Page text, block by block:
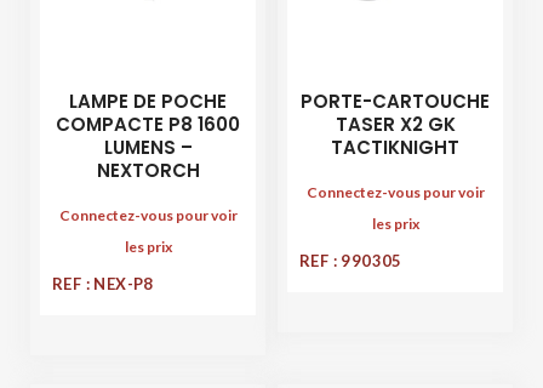
LAMPE DE POCHE
COMPACTE P8 1600
LUMENS –
NEXTORCH
Connectez-vous pour voir
les prix
REF : NEX-P8
PORTE-CARTOUCHE
TASER X2 GK
TACTIKNIGHT
Connectez-vous pour voir
les prix
REF : 990305